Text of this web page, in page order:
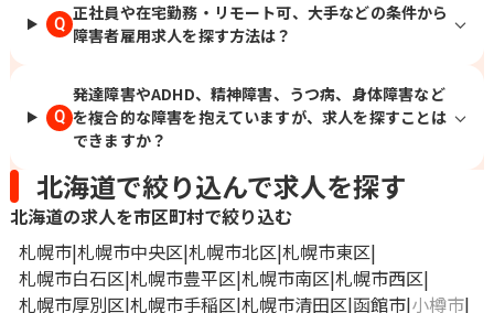
Q
正社員や在宅勤務・リモート可、大手などの条件から
障害者雇用求人を探す方法は？
Q
発達障害やADHD、精神障害、うつ病、身体障害など
を複合的な障害を抱えていますが、求人を探すことは
できますか？
北海道で絞り込んで求人を探す
北海道の求人を市区町村で絞り込む
札幌市 札幌市中央区 札幌市北区 札幌市東区
札幌市白石区 札幌市豊平区 札幌市南区 札幌市西区
札幌市厚別区 札幌市手稲区 札幌市清田区 函館市 小樽市